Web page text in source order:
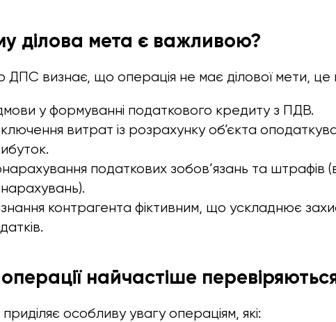
ділова мета є важливою?
ДПС визнає, що операція не має ділової мети, це
у формуванні податкового кредиту з ПДВ.
витрат із розрахунку об’єкта
податкових зобов’язань та штрафів
контрагента фіктивним, що ускладнює
операції найчастіше
особливу увагу операціям, які: